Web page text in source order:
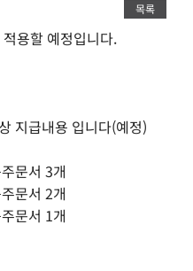
목록
용할 예정입니다.
지급내용 입니다(예정)
문서 3개
문서 2개
문서 1개